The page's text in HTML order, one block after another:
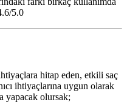
5.0
hitap eden, etkili saç
ihtiyaçlarına uygun olarak
yapacak olursak;